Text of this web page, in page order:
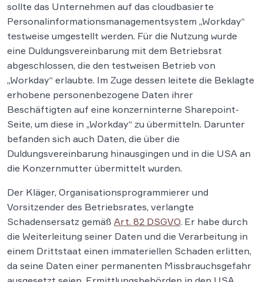
sollte das Unternehmen auf das cloudbasierte
Personalinformationsmanagementsystem „Workday“
testweise umgestellt werden. Für die Nutzung wurde
eine Duldungsvereinbarung mit dem Betriebsrat
abgeschlossen, die den testweisen Betrieb von
„Workday“ erlaubte. Im Zuge dessen leitete die Beklagte
erhobene personenbezogene Daten ihrer
Beschäftigten auf eine konzerninterne Sharepoint-
Seite, um diese in „Workday“ zu übermitteln. Darunter
befanden sich auch Daten, die über die
Duldungsvereinbarung hinausgingen und in die USA an
die Konzernmutter übermittelt wurden.
Der Kläger, Organisationsprogrammierer und
Vorsitzender des Betriebsrates, verlangte
Schadensersatz gemäß Art. 82 DSGVO. Er habe durch
die Weiterleitung seiner Daten und die Verarbeitung in
einem Drittstaat einen immateriellen Schaden erlitten,
da seine Daten einer permanenten Missbrauchsgefahr